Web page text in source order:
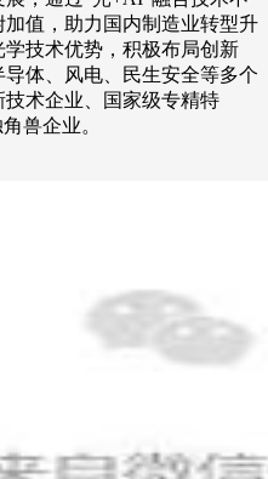
值，助力国内制造业转型升
学技术优势，积极布局创新
体、风电、民生安全等多个
术企业、国家级专精特
兽企业。